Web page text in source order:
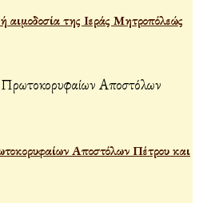
της Ιεράς Μητροπόλεώς
Αποστόλων Πέτρου και